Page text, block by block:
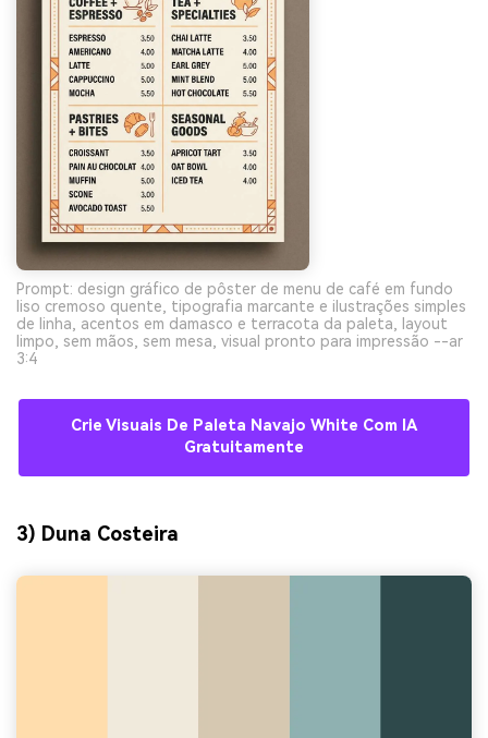
Prompt: design gráfico de pôster de menu de café em fundo
liso cremoso quente, tipografia marcante e ilustrações simples
de linha, acentos em damasco e terracota da paleta, layout
limpo, sem mãos, sem mesa, visual pronto para impressão --ar
3:4
Crie Visuais De Paleta Navajo White Com IA
Gratuitamente
3) Duna Costeira